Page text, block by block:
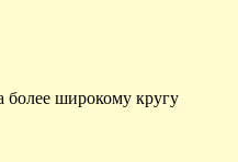
более широкому кругу